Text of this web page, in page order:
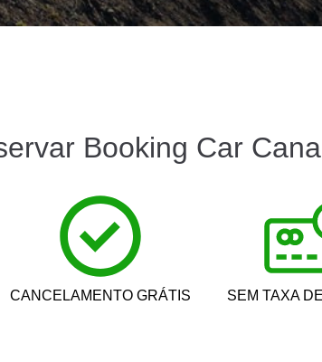
Booking Car
CANCELAMENTO GRÁTIS SEM TAXA